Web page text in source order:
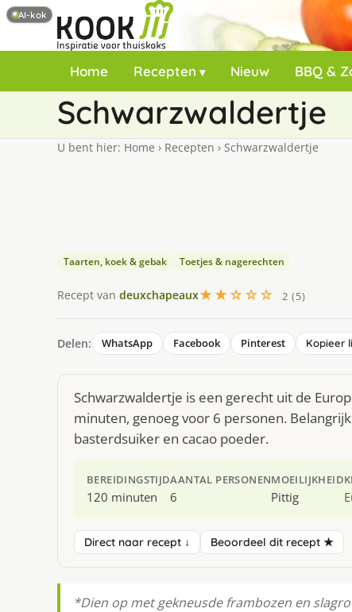
Home Recepten Nieuw BBQ &
Schwarzwaldertje
U bent hier: Home › Recepten › Schwarzwaldertje
Taarten, koek & gebak Toetjes & nagerechten
Recept van deuxchapeaux★★☆☆☆ 2 (5)
Delen: WhatsApp Facebook Pinterest Kopieer
Schwarzwaldertje is een gerecht uit de
minuten, genoeg voor 6 personen.
basterdsuiker en cacao poeder.
BEREIDINGSTIJD
120 minuten
AANTAL PERSONEN
6
MOEILIJKHEID
Pittig
Direct naar recept ↓ Beoordeel dit recept ★
*Dien op met gekneusde frambozen en
AI-kok